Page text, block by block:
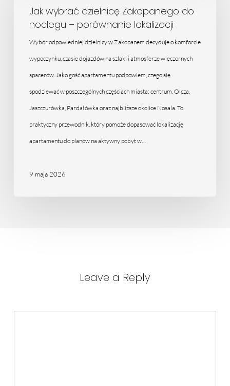
dzielnicę
Zakopanego
noclegu
porównanie
lokalizacji
Jak wybrać dzielnicę Zakopanego do
noclegu – porównanie lokalizacji
Wybór odpowiedniej dzielnicy w Zakopanem decyduje o komforcie
wypoczynku, czasie dojazdów na szlaki i atmosferze wieczornych
spacerów. Jako gość apartamentu podpowiem, czego się
spodziewać w poszczególnych częściach miasta: centrum, Olcza,
Jaszczurówka, Pardałówka oraz najbliższe okolice Nosala. To
praktyczny przewodnik, który pomoże dopasować lokalizację
apartamentu do planów na aktywny pobyt w…
9 maja 2026
Leave a Reply